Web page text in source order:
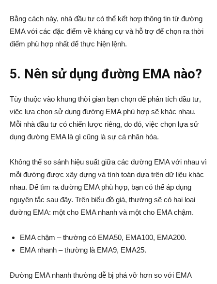
Bằng cách này, nhà đầu tư có thể kết hợp thông tin từ đường
EMA với các đặc điểm về kháng cự và hỗ trợ để chọn ra thời
điểm phù hợp nhất để thực hiện lệnh.
5. Nên sử dụng đường EMA nào?
Tùy thuộc vào khung thời gian bạn chọn để phân tích đầu tư,
việc lựa chọn sử dụng đường EMA phù hợp sẽ khác nhau.
Mỗi nhà đầu tư có chiến lược riêng, do đó, việc chọn lựa sử
dụng đường EMA là gì cũng là sự cá nhân hóa.
Không thể so sánh hiệu suất giữa các đường EMA với nhau vì
mỗi đường được xây dựng và tính toán dựa trên dữ liệu khác
nhau. Để tìm ra đường EMA phù hợp, bạn có thể áp dụng
nguyên tắc sau đây. Trên biểu đồ giá, thường sẽ có hai loại
đường EMA: một cho EMA nhanh và một cho EMA chậm.
EMA chậm – thường có EMA50, EMA100, EMA200.
EMA nhanh – thường là EMA9, EMA25.
Đường EMA nhanh thường dễ bị phá vỡ hơn so với EMA